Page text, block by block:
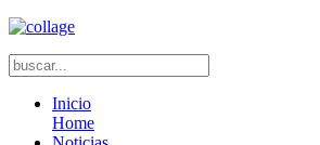
Inicio
Home